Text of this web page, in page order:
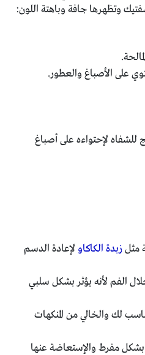
وتظهرها جافة وباهتة اللون:
على الأصباغ والعطور.
لإحتواءه على أصباغ
مثلزبدة الكاكاو لإعادة الدسم
الفم لأنه يؤثر بشكل سلبي
لك والخالي من المنكهات
بشكل مفرط والإستعاضة عنها